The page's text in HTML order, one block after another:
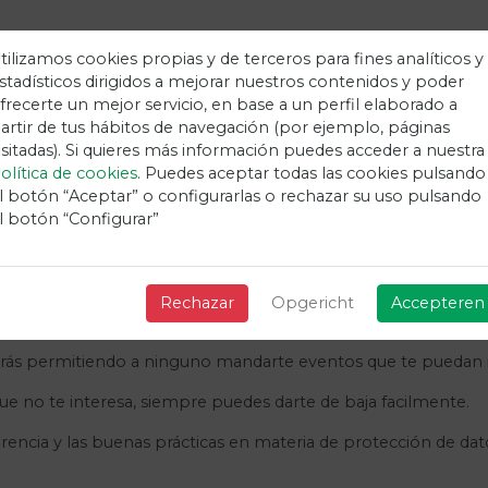
de eventos
Vivetix
las entradas adquiridas de los organizadores o Vivetix lo
como Vivetix pueden mandarte eventos relacionados
eventos de Vivetix tengan tus datos, sino solo aquellos a
permitiendo a ninguno mandarte eventos que te puedan
no te interesa, siempre puedes darte de baja facilmente.
y las buenas prácticas en materia de protección de
cookies propias y de terceros para fines analíticos y
dirigidos a mejorar nuestros contenidos y poder
un mejor servicio, en base a un perfil elaborado a
de tus hábitos de navegación (por ejemplo, páginas
Si quieres más información puedes acceder a nuestra
de cookies. Puedes aceptar todas las cookies pulsando
botón “Aceptar” o configurarlas o rechazar su uso pulsando
botón “Configurar”
Rechazar Opgericht Accepteren